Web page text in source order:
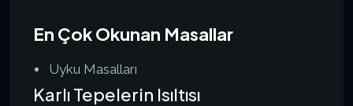
En Çok Okunan Masallar
Uyku Masalları
Karlı Tepelerin Isıltısı